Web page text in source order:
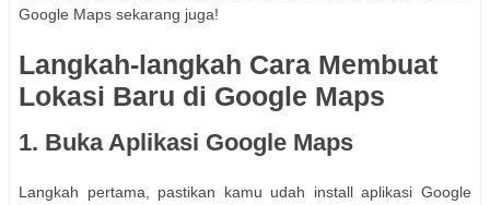
Google Maps sekarang juga!
Langkah-langkah Cara Membuat
Lokasi Baru di Google Maps
1. Buka Aplikasi Google Maps
Langkah pertama, pastikan kamu udah install aplikasi Google